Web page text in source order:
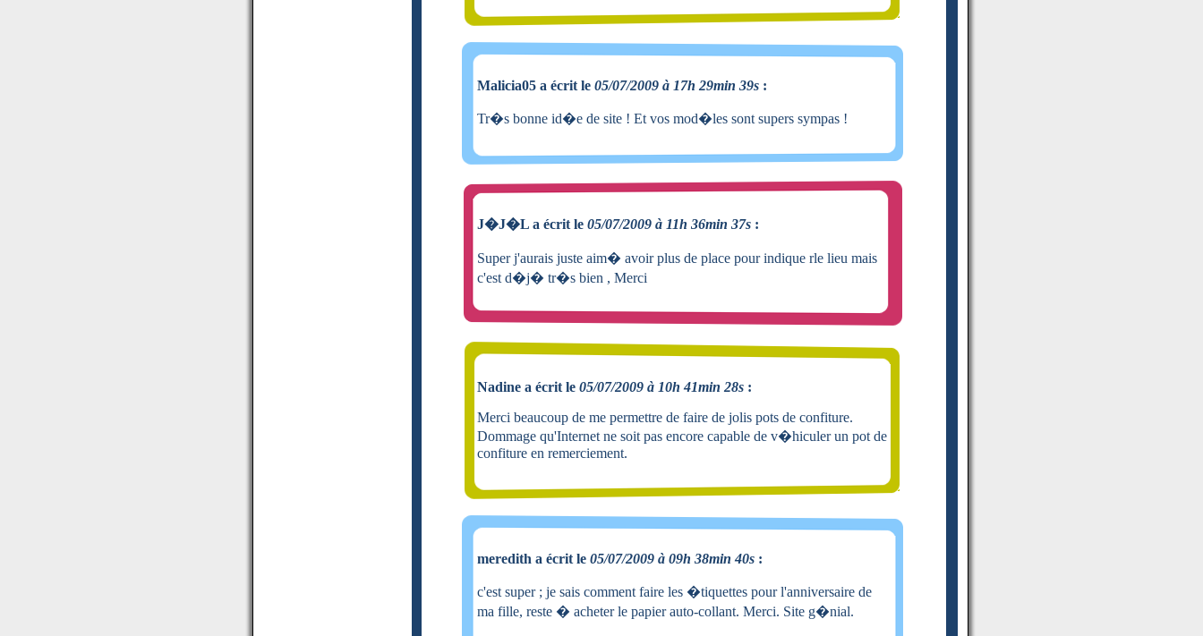
Malicia05 a écrit le 05/07/2009 à 17h 29min 39s :
Tr�s bonne id�e de site ! Et vos mod�les sont supers sympas !
J�J�L a écrit le 05/07/2009 à 11h 36min 37s :
Super j'aurais juste aim� avoir plus de place pour indique rle lieu mais
c'est d�j� tr�s bien , Merci
Nadine a écrit le 05/07/2009 à 10h 41min 28s :
Merci beaucoup de me permettre de faire de jolis pots de confiture.
Dommage qu'Internet ne soit pas encore capable de v�hiculer un pot de
confiture en remerciement.
meredith a écrit le 05/07/2009 à 09h 38min 40s :
c'est super ; je sais comment faire les �tiquettes pour l'anniversaire de
ma fille, reste � acheter le papier auto-collant. Merci. Site g�nial.